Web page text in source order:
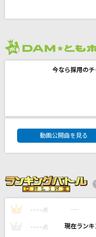
Angel
中島みゆき
Butter-Fly
今なら採用の
DAM★ともボ
動画公開曲を見る
1 ---- 点 ----
---- 点 ----